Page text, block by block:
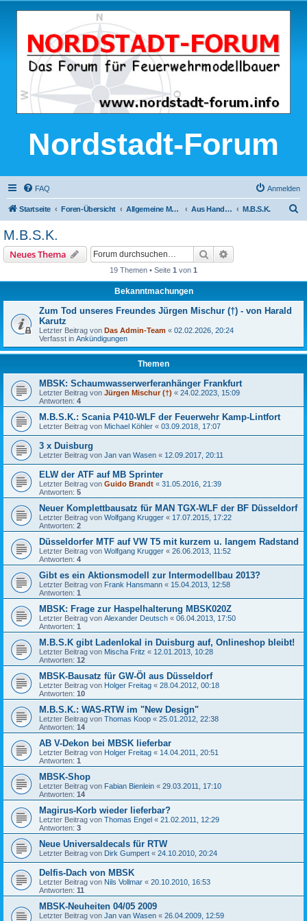
Nordstadt-Forum
FAQ Anmelden
Startseite Foren-Übersicht Allgemeine Modellbau-Themen Aus Handel, Industrie und Gewerbe M.B.S.K.
M.B.S.K.
Neues Thema Suche
19 Themen • Seite 1 von 1
Bekanntmachungen
Zum Tod unseres Freundes Jürgen Mischur (†) - von Harald
Karutz
Letzter Beitrag von Das Admin-Team « 02.02.2026, 20:24
Verfasst in Ankündigungen
Themen
MBSK: Schaumwasserwerferanhänger Frankfurt
Letzter Beitrag von Jürgen Mischur (†) « 24.02.2023, 15:09
Antworten: 4
M.B.S.K.: Scania P410-WLF der Feuerwehr Kamp-Lintfort
Letzter Beitrag von Michael Köhler « 03.09.2018, 17:07
3 x Duisburg
Letzter Beitrag von Jan van Wasen « 12.09.2017, 20:11
ELW der ATF auf MB Sprinter
Letzter Beitrag von Guido Brandt « 31.05.2016, 21:39
Antworten: 5
Neuer Komplettbausatz für MAN TGX-WLF der BF Düsseldorf
Letzter Beitrag von Wolfgang Krugger « 17.07.2015, 17:22
Antworten: 2
Düsseldorfer MTF auf VW T5 mit kurzem u. langem Radstand
Letzter Beitrag von Wolfgang Krugger « 26.06.2013, 11:52
Antworten: 4
Gibt es ein Aktionsmodell zur Intermodellbau 2013?
Letzter Beitrag von Frank Hansmann « 15.04.2013, 12:58
Antworten: 1
MBSK: Frage zur Haspelhalterung MBSK020Z
Letzter Beitrag von Alexander Deutsch « 06.04.2013, 17:50
Antworten: 1
M.B.S.K gibt Ladenlokal in Duisburg auf, Onlineshop bleibt!
Letzter Beitrag von Mischa Fritz « 12.01.2013, 10:28
Antworten: 12
MBSK-Bausatz für GW-Öl aus Düsseldorf
Letzter Beitrag von Holger Freitag « 28.04.2012, 00:18
Antworten: 10
M.B.S.K.: WAS-RTW im "New Design"
Letzter Beitrag von Thomas Koop « 25.01.2012, 22:38
Antworten: 14
AB V-Dekon bei MBSK lieferbar
Letzter Beitrag von Holger Freitag « 14.04.2011, 20:51
Antworten: 1
MBSK-Shop
Letzter Beitrag von Fabian Bienlein « 29.03.2011, 17:10
Antworten: 14
Magirus-Korb wieder lieferbar?
Letzter Beitrag von Thomas Engel « 21.02.2011, 12:29
Antworten: 3
Neue Universaldecals für RTW
Letzter Beitrag von Dirk Gumpert « 24.10.2010, 20:24
Delfis-Dach von MBSK
Letzter Beitrag von Nils Vollmar « 20.10.2010, 16:53
Antworten: 11
MBSK-Neuheiten 04/05 2009
Letzter Beitrag von Jan van Wasen « 26.04.2009, 12:59